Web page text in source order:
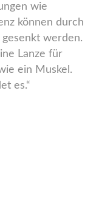
wie
können durch
werden.
Lanze für
ein Muskel.
es.“